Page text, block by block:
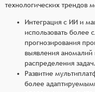
технологических трендов
Интеграция с ИИ и
использовать более
прогнозирования
выявления аномалий
распределения задач.
Развитие
более